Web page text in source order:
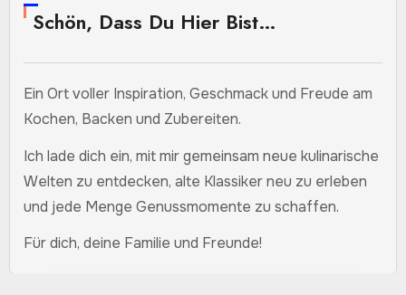
Schön, Dass Du Hier Bist…
Ein Ort voller Inspiration, Geschmack und Freude am
Kochen, Backen und Zubereiten.
Ich lade dich ein, mit mir gemeinsam neue kulinarische
Welten zu entdecken, alte Klassiker neu zu erleben
und jede Menge Genussmomente zu schaffen.
Für dich, deine Familie und Freunde!